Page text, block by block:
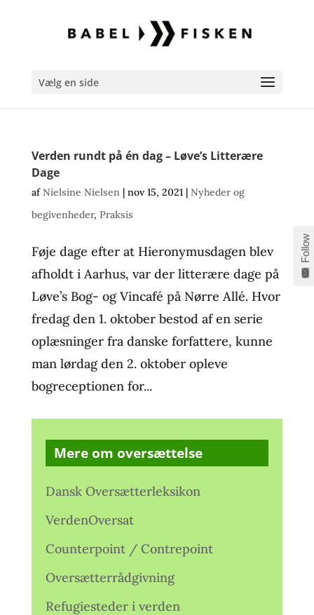
Vælg en side
Verden rundt på én dag – Løve’s Litterære
Dage
afNielsine Nielsen| nov 15, 2021| Nyheder og
begivenheder, Praksis
Føje dage efter at Hieronymusdagen blev
afholdt i Aarhus, var der litterære dage på
Løve’s Bog- og Vincafé på Nørre Allé. Hvor
fredag den 1. oktober bestod af en serie
oplæsninger fra danske forfattere, kunne
man lørdag den 2. oktober opleve
bogreceptionen for...
Mere om oversættelse
Dansk Oversætterleksikon
VerdenOversat
Counterpoint / Contrepoint
Oversætterrådgivning
Refugiesteder i verden
Follow